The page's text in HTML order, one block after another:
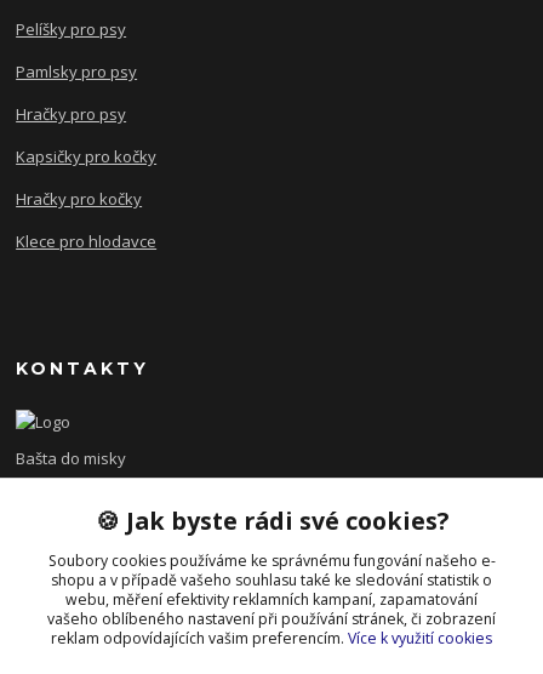
Pelíšky pro psy
Pamlsky pro psy
Hračky pro psy
Kapsičky pro kočky
Hračky pro kočky
Klece pro hlodavce
KONTAKTY
Bašta do misky
+420 608 479 610
po - pá 8:00 - 15:00
info@bastadomisky.cz
🍪 Jak byste rádi své cookies?
Soubory cookies používáme ke správnému fungování našeho e-
shopu a v případě vašeho souhlasu také ke sledování statistik o
webu, měření efektivity reklamních kampaní, zapamatování
vašeho oblíbeného nastavení při používání stránek, či zobrazení
reklam odpovídajících vašim preferencím. Více k využití cookies